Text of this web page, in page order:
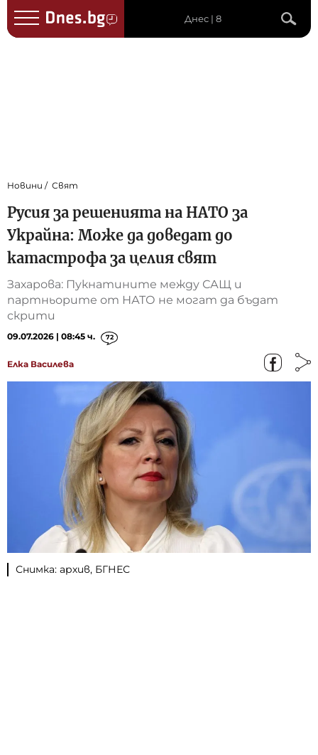
Днес | 8
Новини Свят
Русия за решенията на НАТО за
Украйна: Може да доведат до
катастрофа за целия свят
Захарова: Пукнатините между САЩ и
партньорите от НАТО не могат да бъдат
скрити
09.07.2026 | 08:45 ч. 72
Елка Василева
Снимка: архив, БГНЕС